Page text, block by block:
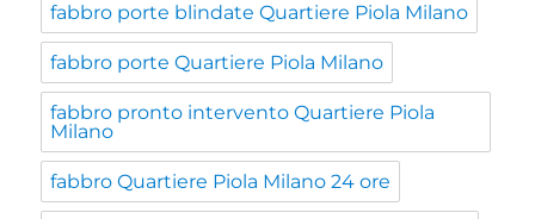
fabbro porte blindate Quartiere Piola Milano
fabbro porte Quartiere Piola Milano
fabbro pronto intervento Quartiere Piola
Milano
fabbro Quartiere Piola Milano 24 ore